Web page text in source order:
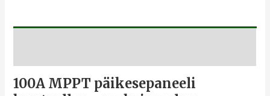
100A MPPT päikesepaneeli